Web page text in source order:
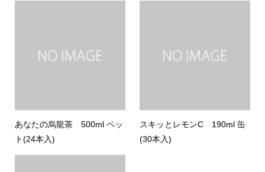
あなたの烏龍茶 500ml ペッ
ト(24本入)
スキッとレモンC 190ml 缶
(30本入)